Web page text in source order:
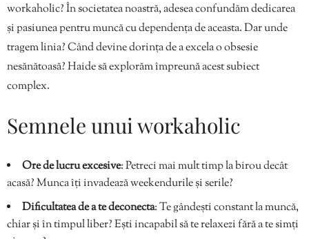
workaholic? În societatea noastră, adesea confundăm dedicarea
și pasiunea pentru muncă cu dependența de aceasta. Dar unde
tragem linia? Când devine dorința de a excela o obsesie
nesănătoasă? Haide să explorăm împreună acest subiect
complex.
Semnele unui workaholic
Ore de lucru excesive: Petreci mai mult timp la birou decât
acasă? Munca îți invadează weekendurile și serile?
Dificultatea de a te deconecta: Te gândești constant la muncă,
chiar și în timpul liber? Ești incapabil să te relaxezi fără a te simți